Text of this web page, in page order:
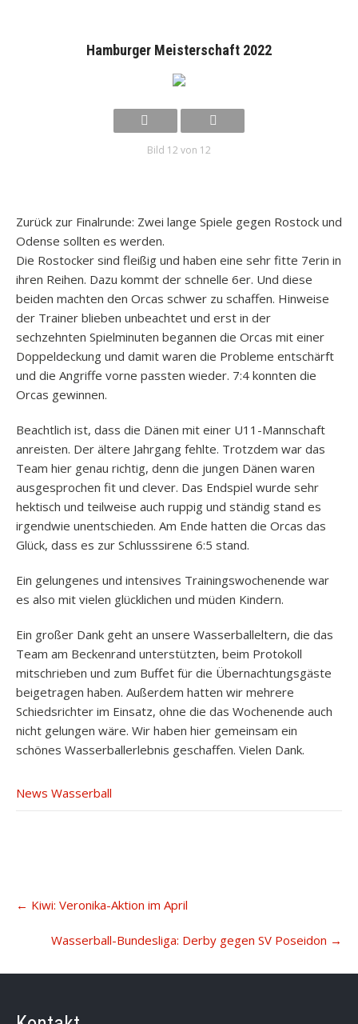
Hamburger Meisterschaft 2022
Bild 12 von 12
Zurück zur Finalrunde: Zwei lange Spiele gegen Rostock und
Odense sollten es werden.
Die Rostocker sind fleißig und haben eine sehr fitte 7erin in
ihren Reihen. Dazu kommt der schnelle 6er. Und diese
beiden machten den Orcas schwer zu schaffen. Hinweise
der Trainer blieben unbeachtet und erst in der
sechzehnten Spielminuten begannen die Orcas mit einer
Doppeldeckung und damit waren die Probleme entschärft
und die Angriffe vorne passten wieder. 7:4 konnten die
Orcas gewinnen.
Beachtlich ist, dass die Dänen mit einer U11-Mannschaft
anreisten. Der ältere Jahrgang fehlte. Trotzdem war das
Team hier genau richtig, denn die jungen Dänen waren
ausgesprochen fit und clever. Das Endspiel wurde sehr
hektisch und teilweise auch ruppig und ständig stand es
irgendwie unentschieden. Am Ende hatten die Orcas das
Glück, dass es zur Schlusssirene 6:5 stand.
Ein gelungenes und intensives Trainingswochenende war
es also mit vielen glücklichen und müden Kindern.
Ein großer Dank geht an unsere Wasserballeltern, die das
Team am Beckenrand unterstützten, beim Protokoll
mitschrieben und zum Buffet für die Übernachtungsgäste
beigetragen haben. Außerdem hatten wir mehrere
Schiedsrichter im Einsatz, ohne die das Wochenende auch
nicht gelungen wäre. Wir haben hier gemeinsam ein
schönes Wasserballerlebnis geschaffen. Vielen Dank.
News Wasserball
navigation
← Kiwi: Veronika-Aktion im April
Wasserball-Bundesliga: Derby gegen SV Poseidon →